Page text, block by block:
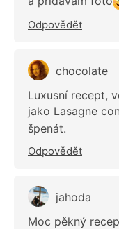
Odpovědět
chocolate
Luxusní recept,
jako Lasagne
špenát.
Odpovědět
jahoda
Moc pěkný